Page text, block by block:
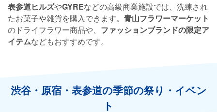
表参道ヒルズやGYREなどの高級商業施設では、洗練され
たお菓子や雑貨を購入できます。 青山フラワーマーケット
のドライフラワー商品や、 ファッションブランドの限定ア
イテムなどもおすすめです。
渋谷・原宿・表参道の季節の祭り・イベン
ト